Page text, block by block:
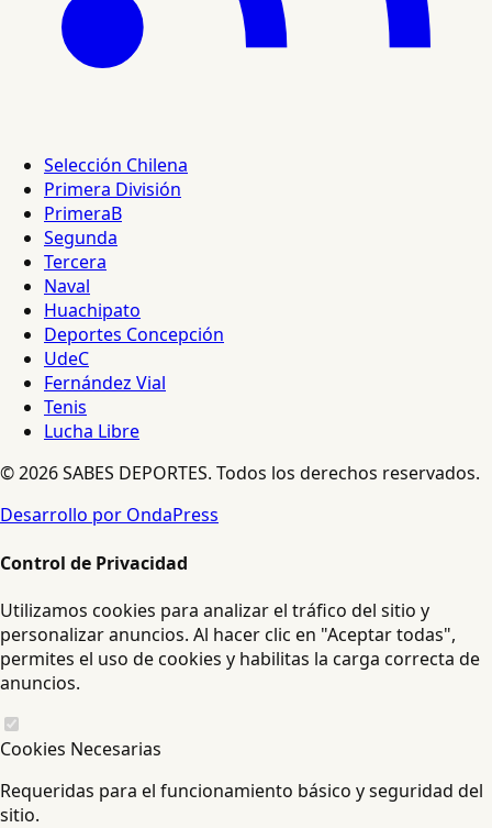
Selección Chilena
Primera División
PrimeraB
Segunda
Tercera
Naval
Huachipato
Deportes Concepción
UdeC
Fernández Vial
Tenis
Lucha Libre
© 2026 SABES DEPORTES. Todos los derechos reservados.
Desarrollo por OndaPress
Control de Privacidad
Utilizamos cookies para analizar el tráfico del sitio y
personalizar anuncios. Al hacer clic en "Aceptar todas",
permites el uso de cookies y habilitas la carga correcta de
anuncios.
Cookies Necesarias
Requeridas para el funcionamiento básico y seguridad del
sitio.